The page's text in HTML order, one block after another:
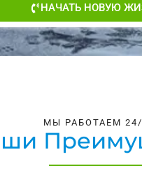
НАЧАТЬ НОВУЮ
МЫ РАБОТАЕМ